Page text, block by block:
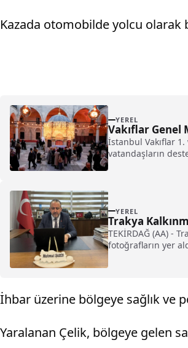
Kazada otomobilde yolcu olarak
YEREL
Vakıflar
İstanbul Vakıflar
vatandaşların
YEREL
Trakya
TEKİRDAĞ (AA) -
fotoğrafların yer
İhbar üzerine bölgeye sağlık ve
Yaralanan Çelik, bölgeye gelen